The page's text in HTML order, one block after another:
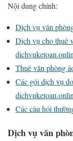
Nội dung chính:
Dịch vụ văn
Dịch vụ cho thuê
Thuê văn phòng
Các gói dịch vụ
Các câu hỏi
Dịch vụ văn